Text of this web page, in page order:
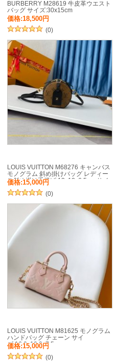
BURBERRY M28619 牛皮革ウエスト
バッグ サイズ:30x15cm
価格:18,500円
(0)
LOUIS VUITTON M68276 キャンバス
モノグラム 斜め掛けバッグ レディー
ス斜め掛け手提げ 13x12x6.5cm サイ
ズ:13x12x6.5cm
価格:15,000円
(0)
LOUIS VUITTON M81625 モノグラム
ハンドバッグ チェーン サイ
ズ:16.0x10.0x7.5cm
価格:15,000円
(0)